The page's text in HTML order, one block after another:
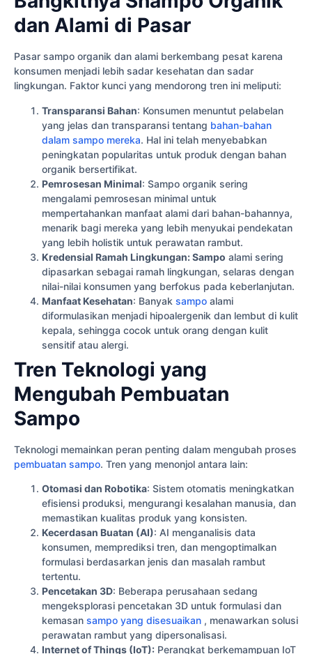
dan Alami di Pasar
Pasar sampo organik dan alami berkembang pesat karena
konsumen menjadi lebih sadar kesehatan dan sadar
lingkungan. Faktor kunci yang mendorong tren ini meliputi:
Transparansi Bahan: Konsumen menuntut pelabelan
yang jelas dan transparansi tentang bahan-bahan
dalam sampo mereka. Hal ini telah menyebabkan
peningkatan popularitas untuk produk dengan bahan
organik bersertifikat.
Pemrosesan Minimal: Sampo organik sering
mengalami pemrosesan minimal untuk
mempertahankan manfaat alami dari bahan-bahannya,
menarik bagi mereka yang lebih menyukai pendekatan
yang lebih holistik untuk perawatan rambut.
Kredensial Ramah Lingkungan: Sampo alami sering
dipasarkan sebagai ramah lingkungan, selaras dengan
nilai-nilai konsumen yang berfokus pada keberlanjutan.
Manfaat Kesehatan: Banyak sampo alami
diformulasikan menjadi hipoalergenik dan lembut di kulit
kepala, sehingga cocok untuk orang dengan kulit
sensitif atau alergi.
Tren Teknologi yang
Mengubah Pembuatan
Sampo
Teknologi memainkan peran penting dalam mengubah proses
pembuatan sampo. Tren yang menonjol antara lain:
Otomasi dan Robotika: Sistem otomatis meningkatkan
efisiensi produksi, mengurangi kesalahan manusia, dan
memastikan kualitas produk yang konsisten.
Kecerdasan Buatan (AI): AI menganalisis data
konsumen, memprediksi tren, dan mengoptimalkan
formulasi berdasarkan jenis dan masalah rambut
tertentu.
Pencetakan 3D: Beberapa perusahaan sedang
mengeksplorasi pencetakan 3D untuk formulasi dan
kemasan sampo yang disesuaikan , menawarkan solusi
perawatan rambut yang dipersonalisasi.
Internet of Things (IoT): Perangkat berkemampuan IoT